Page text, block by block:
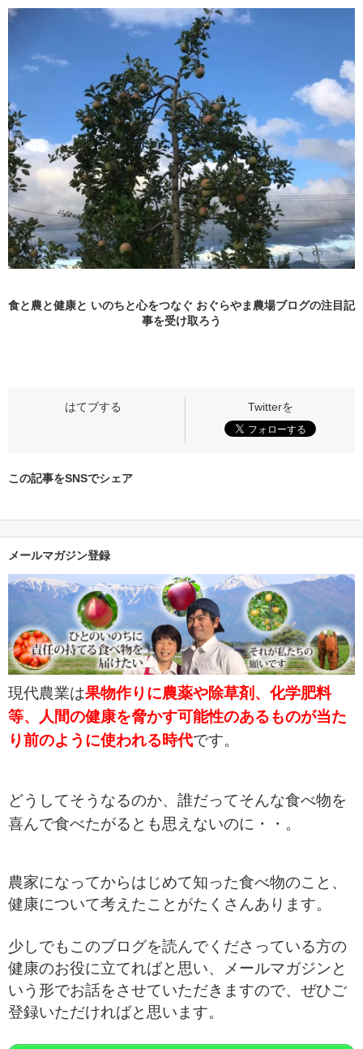
食と農と健康と いのちと心をつなぐ おぐらやま農場ブログの注目記
事を受け取ろう
この記事をSNSでシェア
メールマガジン登録
現代農業は果物作りに農薬や除草剤、化学肥料
等、人間の健康を脅かす可能性のあるものが当た
り前のように使われる時代です。
どうしてそうなるのか、誰だってそんな食べ物を
喜んで食べたがるとも思えないのに・・。
農家になってからはじめて知った食べ物のこと、
健康について考えたことがたくさんあります。
少しでもこのブログを読んでくださっている方の
健康のお役に立てればと思い、メールマガジンと
いう形でお話をさせていただきますので、ぜひご
登録いただければと思います。